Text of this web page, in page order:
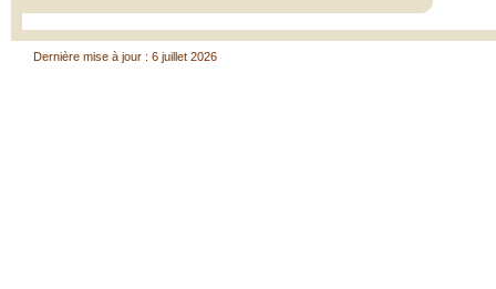
Dernière mise à jour : 6 juillet 2026